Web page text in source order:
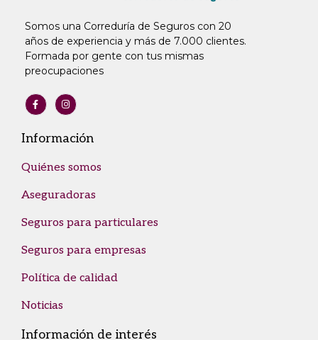
Somos una Correduría de Seguros con 20
años de experiencia y más de 7.000 clientes.
Formada por gente con tus mismas
preocupaciones
Información
Quiénes somos
Aseguradoras
Seguros para particulares
Seguros para empresas
Política de calidad
Noticias
Información de interés